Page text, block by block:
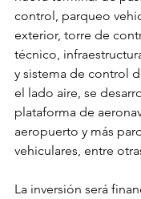
control, parqueo
exterior, torre de
técnico,
y sistema de control
el lado aire, se
plataforma de
aeropuerto y más
vehiculares, entre
La inversión será